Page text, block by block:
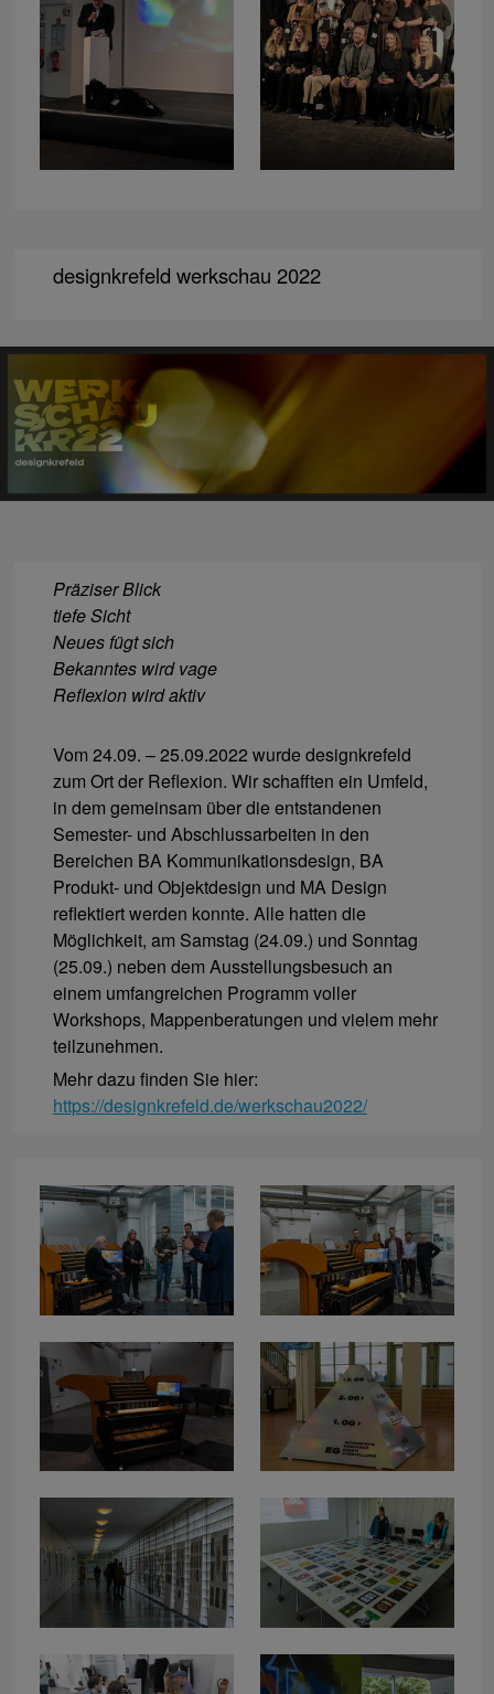
designkrefeld werkschau 2022
Präziser Blick
tiefe Sicht
Neues fügt sich
Bekanntes wird vage
Reflexion wird aktiv
Vom 24.09. – 25.09.2022 wurde designkrefeld
zum Ort der Reflexion. Wir schafften ein Umfeld,
in dem gemeinsam über die entstandenen
Semester- und Abschlussarbeiten in den
Bereichen BA Kommunikationsdesign, BA
Produkt- und Objektdesign und MA Design
reflektiert werden konnte. Alle hatten die
Möglichkeit, am Samstag (24.09.) und Sonntag
(25.09.) neben dem Ausstellungsbesuch an
einem umfangreichen Programm voller
Workshops, Mappenberatungen und vielem mehr
teilzunehmen.
Mehr dazu finden Sie hier:
https://designkrefeld.de/werkschau2022/